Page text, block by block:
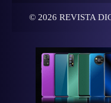
© 2026 REVISTA